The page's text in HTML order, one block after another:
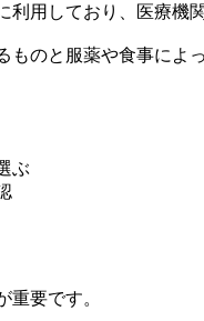
用しており、医療機
のと服薬や食事によ
ぶ
要です。